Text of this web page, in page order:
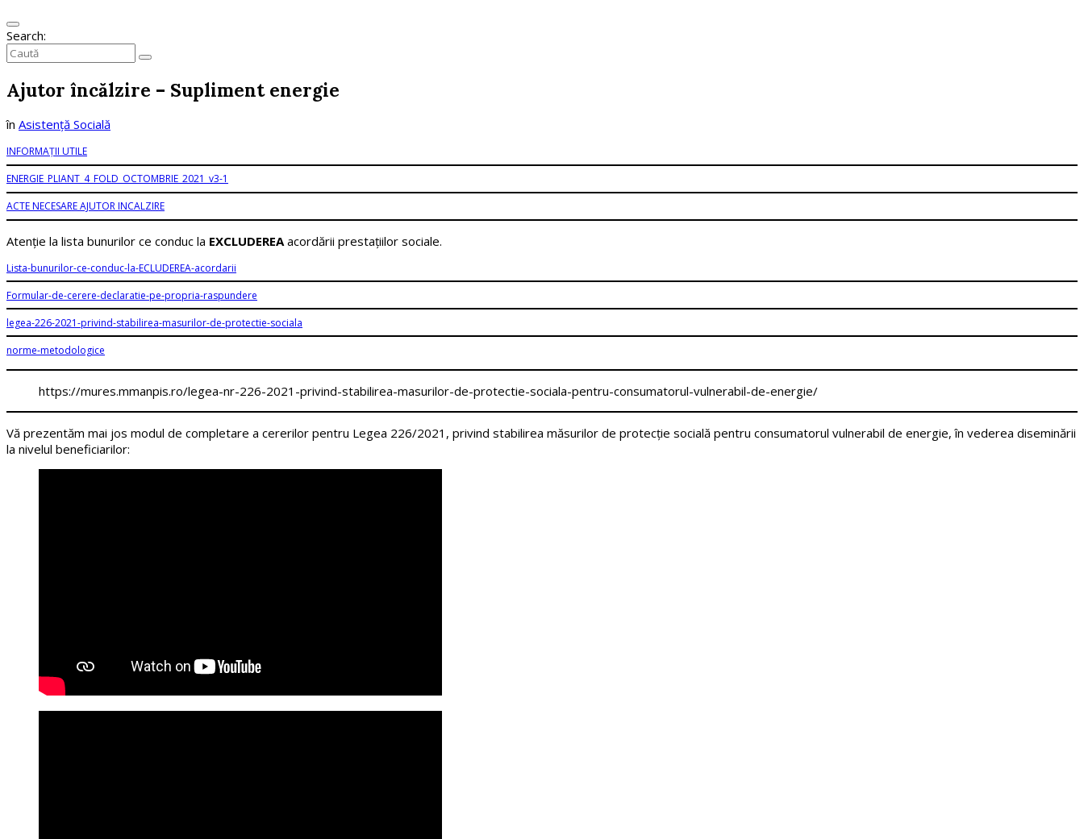
Search:
search
Ajutor încălzire – Supliment energie
în Asistență Socială
INFORMAȚII UTILE
ENERGIE_PLIANT_4_FOLD_OCTOMBRIE_2021_v3-1
ACTE NECESARE AJUTOR INCALZIRE
Atenție la lista bunurilor ce conduc la EXCLUDEREA acordării prestațiilor sociale.
Lista-bunurilor-ce-conduc-la-ECLUDEREA-acordarii
Formular-de-cerere-declaratie-pe-propria-raspundere
legea-226-2021-privind-stabilirea-masurilor-de-protectie-sociala
norme-metodologice
https://mures.mmanpis.ro/legea-nr-226-2021-privind-stabilirea-masurilor-de-protectie-sociala-pentru-consumatorul-vulnerabil-de-energie/
Vă prezentăm mai jos modul de completare a cererilor pentru Legea 226/2021, privind stabilirea măsurilor de protecție socială pentru consumatorul vulnerabil de energie, în vederea diseminării
la nivelul beneficiarilor: